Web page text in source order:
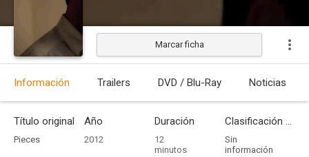
Estrenada
Marcar ficha
Información Trailers DVD / Blu-Ray Noticias
Título original
Pieces
Año
2012
Duración
12
minutos
Clasificación por edades
Sin
información